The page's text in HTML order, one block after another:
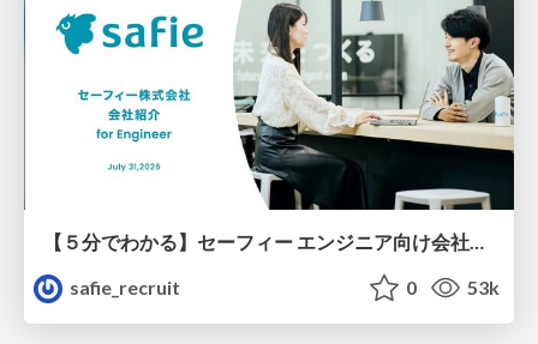
【５分でわかる】セーフィー エンジニア向け会社紹介
safie_recruit
0 53k